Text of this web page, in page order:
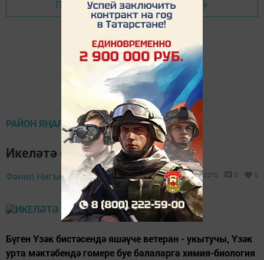
Перейти на страницу новости
РАЙОН ЯҢАЛЫКЛАРЫ
Икеләтә бәйрәм
Фәнил Нигъмәтҗанов, 5 октябрь 2020 -
11:30
2272 0 0
Бүген Үзәк бистәсендә яшәүче ветеран - укытучы, Үзәк
урта мәктәбендә гомере буе балаларга химия-биология